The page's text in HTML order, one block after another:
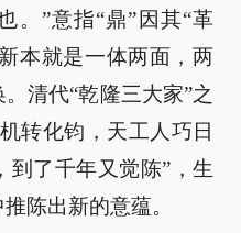
。”意指“鼎”因其“革
本就是一体两面，两
清代“乾隆三大家”之
转化钧，天工人巧日
到了千年又觉陈”，生
陈出新的意蕴。